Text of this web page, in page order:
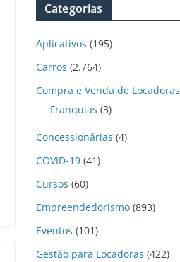
Categorias
Aplicativos (195)
Carros (2.764)
Compra e Venda de Locadoras
Franquias (3)
Concessionárias (4)
COVID-19 (41)
Cursos (60)
Empreendedorismo (893)
Eventos (101)
Gestão para Locadoras (422)